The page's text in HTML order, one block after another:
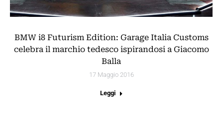
BMW i8 Futurism Edition: Garage Italia Customs
celebra il marchio tedesco ispirandosi a Giacomo
Balla
17 Maggio 2016
Leggi